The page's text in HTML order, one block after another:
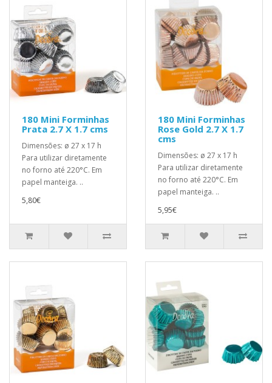
180 Mini Forminhas
Prata 2.7 X 1.7 cms
Dimensões: ø 27 x 17 h
Para utilizar diretamente
no forno até 220°C. Em
papel manteiga. ..
5,80€
180 Mini Forminhas
Rose Gold 2.7 X 1.7
cms
Dimensões: ø 27 x 17 h
Para utilizar diretamente
no forno até 220°C. Em
papel manteiga. ..
5,95€